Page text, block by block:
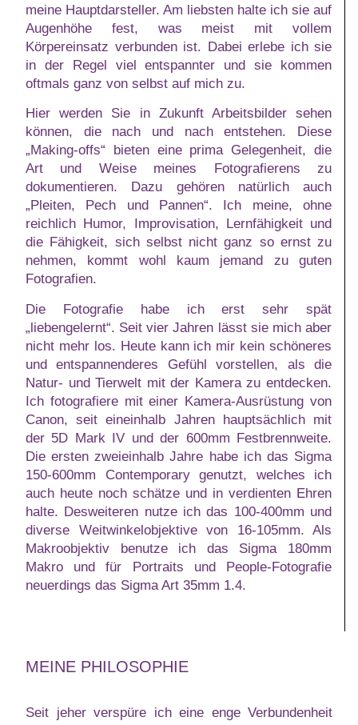
meine Hauptdarsteller. Am liebsten halte ich sie auf
Augenhöhe fest, was meist mit vollem
Körpereinsatz verbunden ist. Dabei erlebe ich sie
in der Regel viel entspannter und sie kommen
oftmals ganz von selbst auf mich zu.
Hier werden Sie in Zukunft Arbeitsbilder sehen
können, die nach und nach entstehen. Diese
„Making-offs“ bieten eine prima Gelegenheit, die
Art und Weise meines Fotografierens zu
dokumentieren. Dazu gehören natürlich auch
„Pleiten, Pech und Pannen“. Ich meine, ohne
reichlich Humor, Improvisation, Lernfähigkeit und
die Fähigkeit, sich selbst nicht ganz so ernst zu
nehmen, kommt wohl kaum jemand zu guten
Fotografien.
Die Fotografie habe ich erst sehr spät
„liebengelernt“. Seit vier Jahren lässt sie mich aber
nicht mehr los. Heute kann ich mir kein schöneres
und entspannenderes Gefühl vorstellen, als die
Natur- und Tierwelt mit der Kamera zu entdecken.
Ich fotografiere mit einer Kamera-Ausrüstung von
Canon, seit eineinhalb Jahren hauptsächlich mit
der 5D Mark IV und der 600mm Festbrennweite.
Die ersten zweieinhalb Jahre habe ich das Sigma
150-600mm Contemporary genutzt, welches ich
auch heute noch schätze und in verdienten Ehren
halte. Desweiteren nutze ich das 100-400mm und
diverse Weitwinkelobjektive von 16-105mm. Als
Makroobjektiv benutze ich das Sigma 180mm
Makro und für Portraits und People-Fotografie
neuerdings das Sigma Art 35mm 1.4.
MEINE PHILOSOPHIE
Seit jeher verspüre ich eine enge Verbundenheit